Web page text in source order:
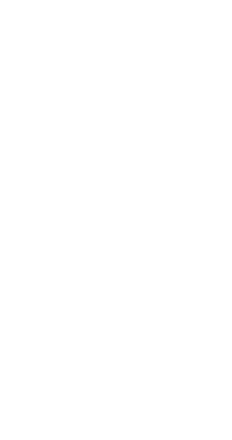
plážový bar, hlavní bar, 2 bazény, SPA,
kávy a čaje , minibar, balkon nebo
šnorchlování, plážový volejbal,